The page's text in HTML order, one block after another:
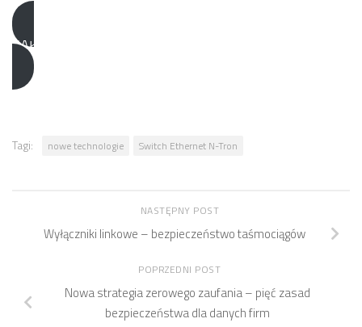
CAŁY ARTYKUŁ DOSTĘPNY TUTAJ
Tagi: nowe technologie Switch Ethernet N-Tron
NASTĘPNY POST
Wyłączniki linkowe – bezpieczeństwo taśmociągów
POPRZEDNI POST
Nowa strategia zerowego zaufania – pięć zasad
bezpieczeństwa dla danych firm